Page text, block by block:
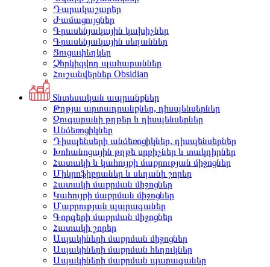
Դարակաշարեր
Ժամացույցներ
Գրասենյակային կախիչներ
Գրասենյակային սեղաններ
Ցուցափեղկեր
Չհրկիզվող պահարաններ
Հուշանվերներ Obsidian
Տնտեսական ապրանքներ
Թղթյա արտադրանքներ, դիսպենսերներ
Զուգարանի թղթեր և դիսպենսերներ
Անձեռոցիկներ
Դիսպենսերի անձեռոցիկներ, դիսպենսերներ
Խոհանոցային թղթե սրբիչներ և տակդիրներ
Հատակի և կահույքի մաքրության միջոցներ
Միկրոֆիբրաներ և սեղանի շորեր
Հատակի մաքրման միջոցներ
Կահույքի մաքրման միջոցներ
Մաքրության պարագաներ
Գորգերի մաքրման միջոցներ
Հատակի շորեր
Ապակիների մաքրման միջոցներ
Ապակիների մաքրման հեղուկներ
Ապակիների մաքրման պարագաներ